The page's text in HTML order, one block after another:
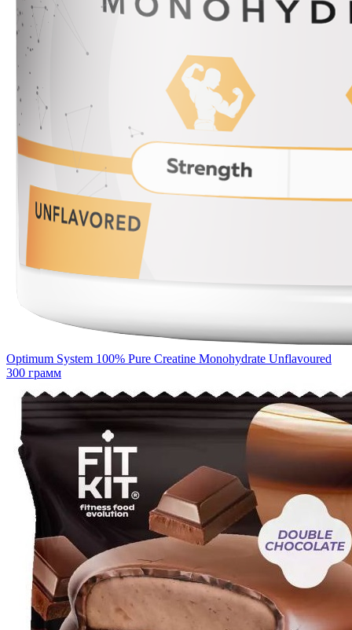
Optimum System 100% Pure Creatine Monohydrate Unflavoured
300 грамм